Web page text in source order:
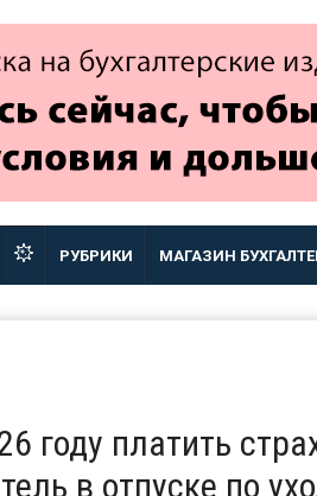
РУБРИКИ МАГАЗИН
году платить
в отпуске по